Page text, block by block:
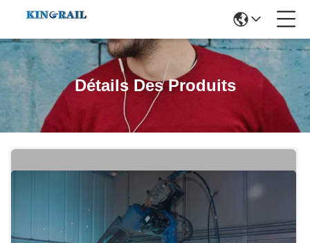
Détails Des Produits